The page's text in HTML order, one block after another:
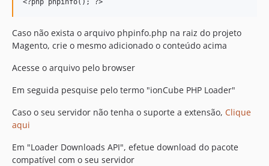
Caso não exista o arquivo phpinfo.php na raiz do projeto
Magento, crie o mesmo adicionado o conteúdo acima
Acesse o arquivo pelo browser
Em seguida pesquise pelo termo "ionCube PHP Loader"
Caso o seu servidor não tenha o suporte a extensão, Clique
aqui
Em "Loader Downloads API", efetue download do pacote
compatível com o seu servidor